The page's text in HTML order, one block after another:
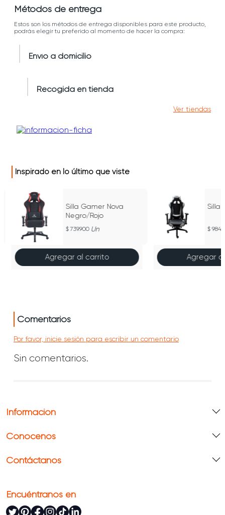
Métodos de entrega
Estos son los métodos de entrega disponibles para este producto,
podrás elegir tu preferido al momento de hacer la compra:
Envío a domicilio
Recogida en tienda
Ver tiendas
Inspirado en lo último que viste
Silla Gamer Nova
Negro/Rojo
739.900 Un
Agregar al carrito
Silla
Agregar
Comentarios
Por favor, inicie sesión para escribir un comentario
Sin comentarios.
Información
Conócenos
Contáctanos
Encuéntranos en